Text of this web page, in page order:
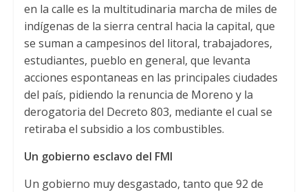
en la calle es la multitudinaria marcha de miles de
indígenas de la sierra central hacia la capital, que
se suman a campesinos del litoral, trabajadores,
estudiantes, pueblo en general, que levanta
acciones espontaneas en las principales ciudades
del país, pidiendo la renuncia de Moreno y la
derogatoria del Decreto 803, mediante el cual se
retiraba el subsidio a los combustibles.
Un gobierno esclavo del FMI
Un gobierno muy desgastado, tanto que 92 de